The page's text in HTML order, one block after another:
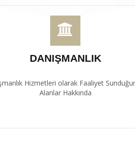
DANIŞMANLIK
Hizmetleri olarak Faaliyet
Alanlar Hakkında